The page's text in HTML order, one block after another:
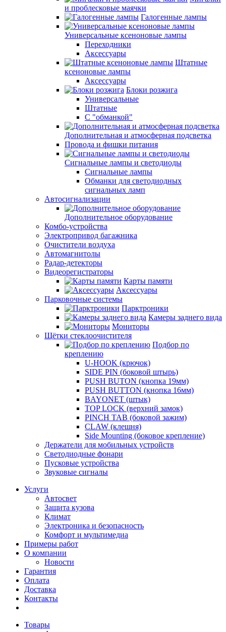
и проблесковые маячки
Галогенные лампы
Универсальные ксеноновые лампы
Переходники
Аксессуары
Штатные
ксеноновые лампы
Аксессуары
Блоки розжига
Универсальные
Штатные
С "обманкой"
Дополнительная и атмосферная подсветка
Провода и фишки питания
Cигнальные лампы и светодиоды
Сигнальные лампы
Обманки для светодиодных
сигнальных ламп
Автосигнализации
Дополнительное оборудование
Комбо-устройства
Электропривод багажника
Очистители воздуха
Автомагнитолы
Радар-детекторы
Видеорегистраторы
Карты памяти
Аксессуары
Парковочные системы
Парктроники
Камеры заднего вида
Мониторы
Щётки стеклоочистителя
Подбор по
креплению
U-HOOK (крючок)
SIDE PIN (боковой штырь)
PUSH BUTON (кнопка 19мм)
PUSH BUTTON (кнопка 16мм)
BAYONET (штык)
TOP LOCK (верхний замок)
PINCH TAB (боковой зажим)
CLAW (клешня)
Side Mounting (боковое крепление)
Держатели для мобильных устройств
Светодиодные фонари
Пусковые устройства
Звуковые сигналы
Услуги
Автосвет
Защита кузова
Климат
Электроника и безопасность
Комфорт и мультимедиа
Примеры работ
О компании
Новости
Гарантия
Оплата
Доставка
Контакты
Товары